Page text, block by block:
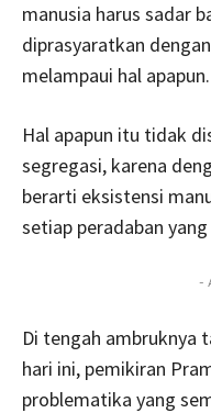
manusia harus sadar
diprasyaratkan
melampaui hal apapun.
Hal apapun itu tidak
segregasi, karena
berarti eksistensi
setiap peradaban
-
Di tengah ambruknya
hari ini, pemikiran
problematika yang